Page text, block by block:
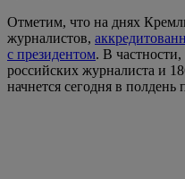
Отметим, что на днях
журналистов,
с президентом. В
российских журналиста и
начнется сегодня в